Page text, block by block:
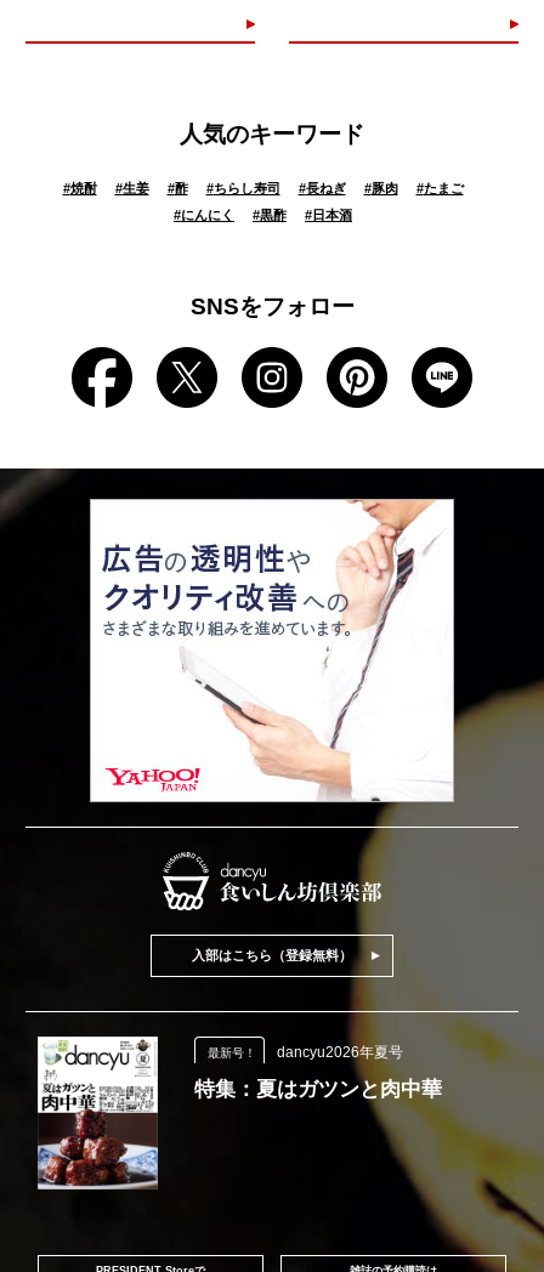
人気のキーワード
#焼酎 #生姜 #酢 #ちらし寿司 #長ねぎ #豚肉 #たまご
#にんにく #黒酢 #日本酒
SNSをフォロー
入部はこちら（登録無料）
最新号！ dancyu2026年夏号
特集：夏はガツンと肉中華